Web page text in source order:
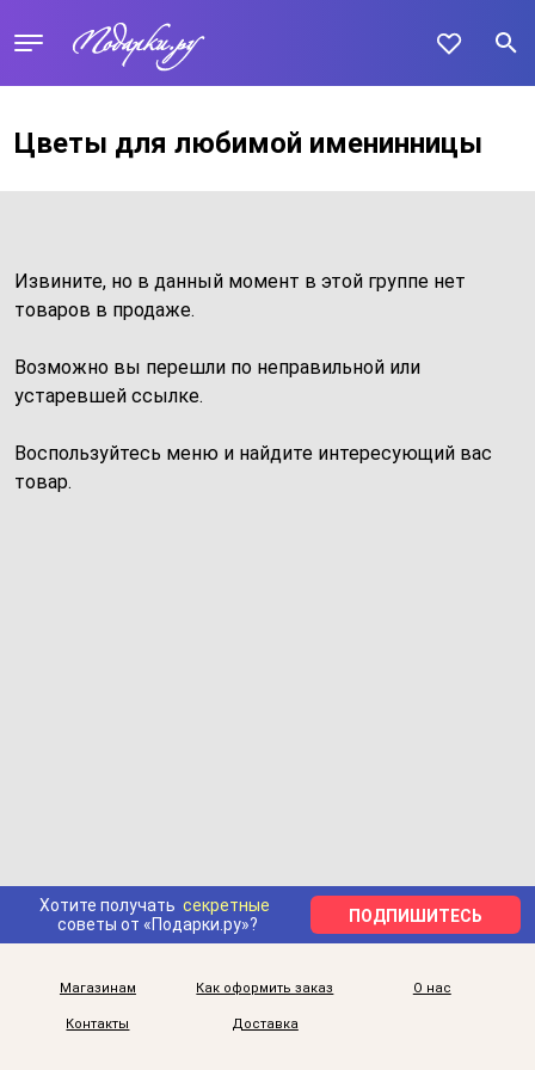
Цветы для любимой именинницы
Извините, но в данный момент в этой группе нет
товаров в продаже.
Возможно вы перешли по неправильной или
устаревшей ссылке.
Воспользуйтесь меню и найдите интересующий вас
товар.
Хотите получать секретные
советы от «Подарки.ру»?
ПОДПИШИТЕСЬ
Магазинам Как оформить заказ О нас
Контакты Доставка